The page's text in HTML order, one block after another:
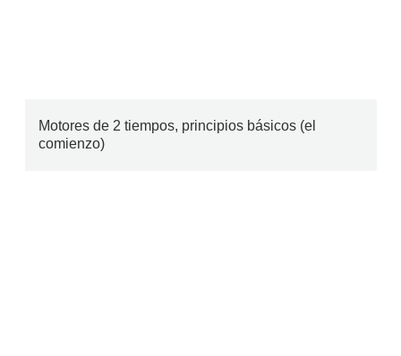
Motores de 2 tiempos, principios básicos (el
comienzo)